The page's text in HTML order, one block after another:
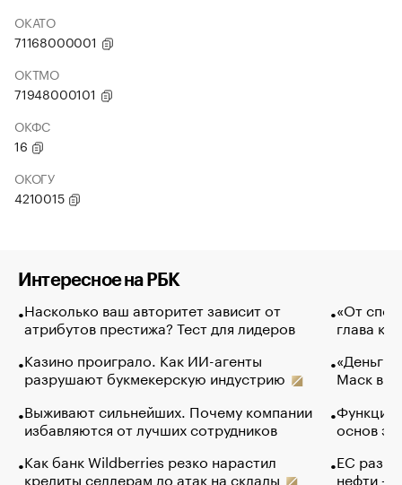
ОКАТО
71168000001
ОКТМО
71948000101
ОКФС
16
ОКОГУ
4210015
Интересное на РБК
Насколько ваш авторитет зависит от
атрибутов престижа? Тест для лидеров
Казино проиграло. Как ИИ-агенты
разрушают букмекерскую индустрию
Выживают сильнейших. Почему компании
избавляются от лучших сотрудников
Как банк Wildberries резко нарастил
кредиты селлерам до атак на склады
«От
глава
«Деньги
Маск в
Функции
основ
ЕС
нефти —